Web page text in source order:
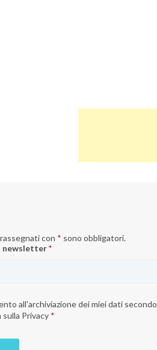
con * sono obbligatori.
newsletter*
all’archiviazione dei miei dati secondo
Privacy *